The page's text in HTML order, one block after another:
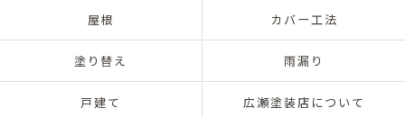
屋根 カバー工法
塗り替え 雨漏り
戸建て 広瀬塗装店について